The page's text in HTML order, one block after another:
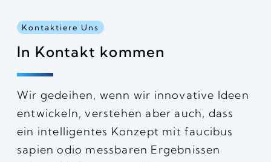
Kontaktiere Uns
In Kontakt kommen
Wir gedeihen, wenn wir innovative Ideen
entwickeln, verstehen aber auch, dass
ein intelligentes Konzept mit faucibus
sapien odio messbaren Ergebnissen